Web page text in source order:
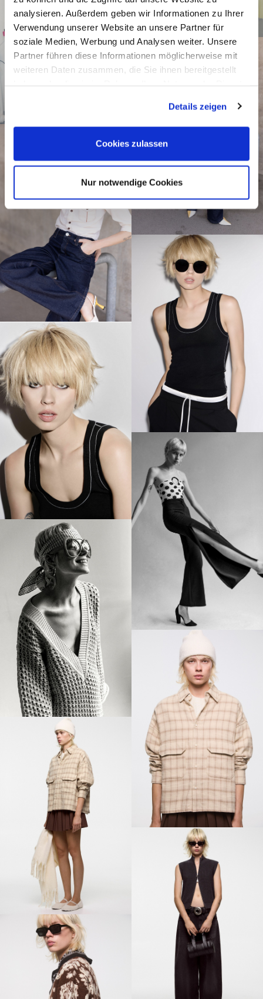
analysieren. Außerdem geben wir Informationen zu Ihrer
Verwendung unserer Website an unsere Partner für
soziale Medien, Werbung und Analysen weiter. Unsere
Partner führen diese Informationen möglicherweise mit
weiteren Daten zusammen, die Sie ihnen bereitgestellt
Details zeigen
Cookies zulassen
Nur notwendige Cookies